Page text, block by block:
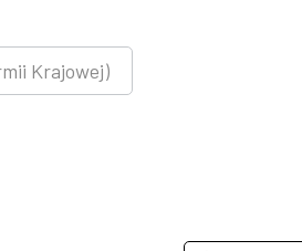
Krajowej)